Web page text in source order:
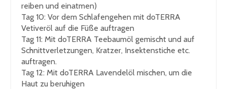
reiben und einatmen)
Tag 10: Vor dem Schlafengehen mit doTERRA
Vetiveröl auf die Füße auftragen
Tag 11: Mit doTERRA Teebaumöl gemischt und auf
Schnittverletzungen, Kratzer, Insektenstiche etc.
auftragen.
Tag 12: Mit doTERRA Lavendelöl mischen, um die
Haut zu beruhigen